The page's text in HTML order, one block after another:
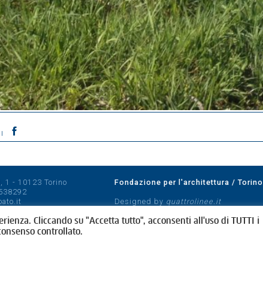
1 - 10123 Torino
Fondazione per l'architettura / Torino
Designed by quattrolinee.it
Cliccando su "Accetta tutto", acconsenti all'uso di TUTTI i
controllato.